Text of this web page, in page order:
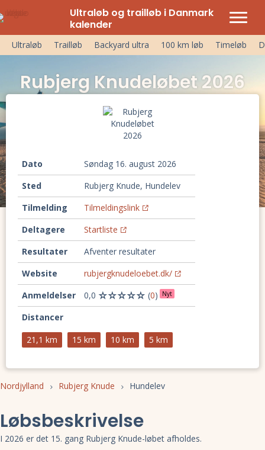
Ultraløb og trailløb i Danmark
kalender
Ultraløb Trailløb Backyard ultra 100 km løb Timeløb
Rubjerg Knudeløbet 2026
Dato
søndag 16. august 2026
Sted
Rubjerg Knude, Hundelev
Tilmelding
Tilmeldingslink
Deltagere
Startliste
Resultater
Afventer resultater
Website
rubjergknudeloebet.dk/
Anmeldelser
0,0 (0) Nyt
Distancer
21,1 km
15 km 10 km 5 km
Nordjylland Rubjerg Knude Hundelev
Løbsbeskrivelse
I 2026 er det 15. gang Rubjerg Knude-løbet afholdes.